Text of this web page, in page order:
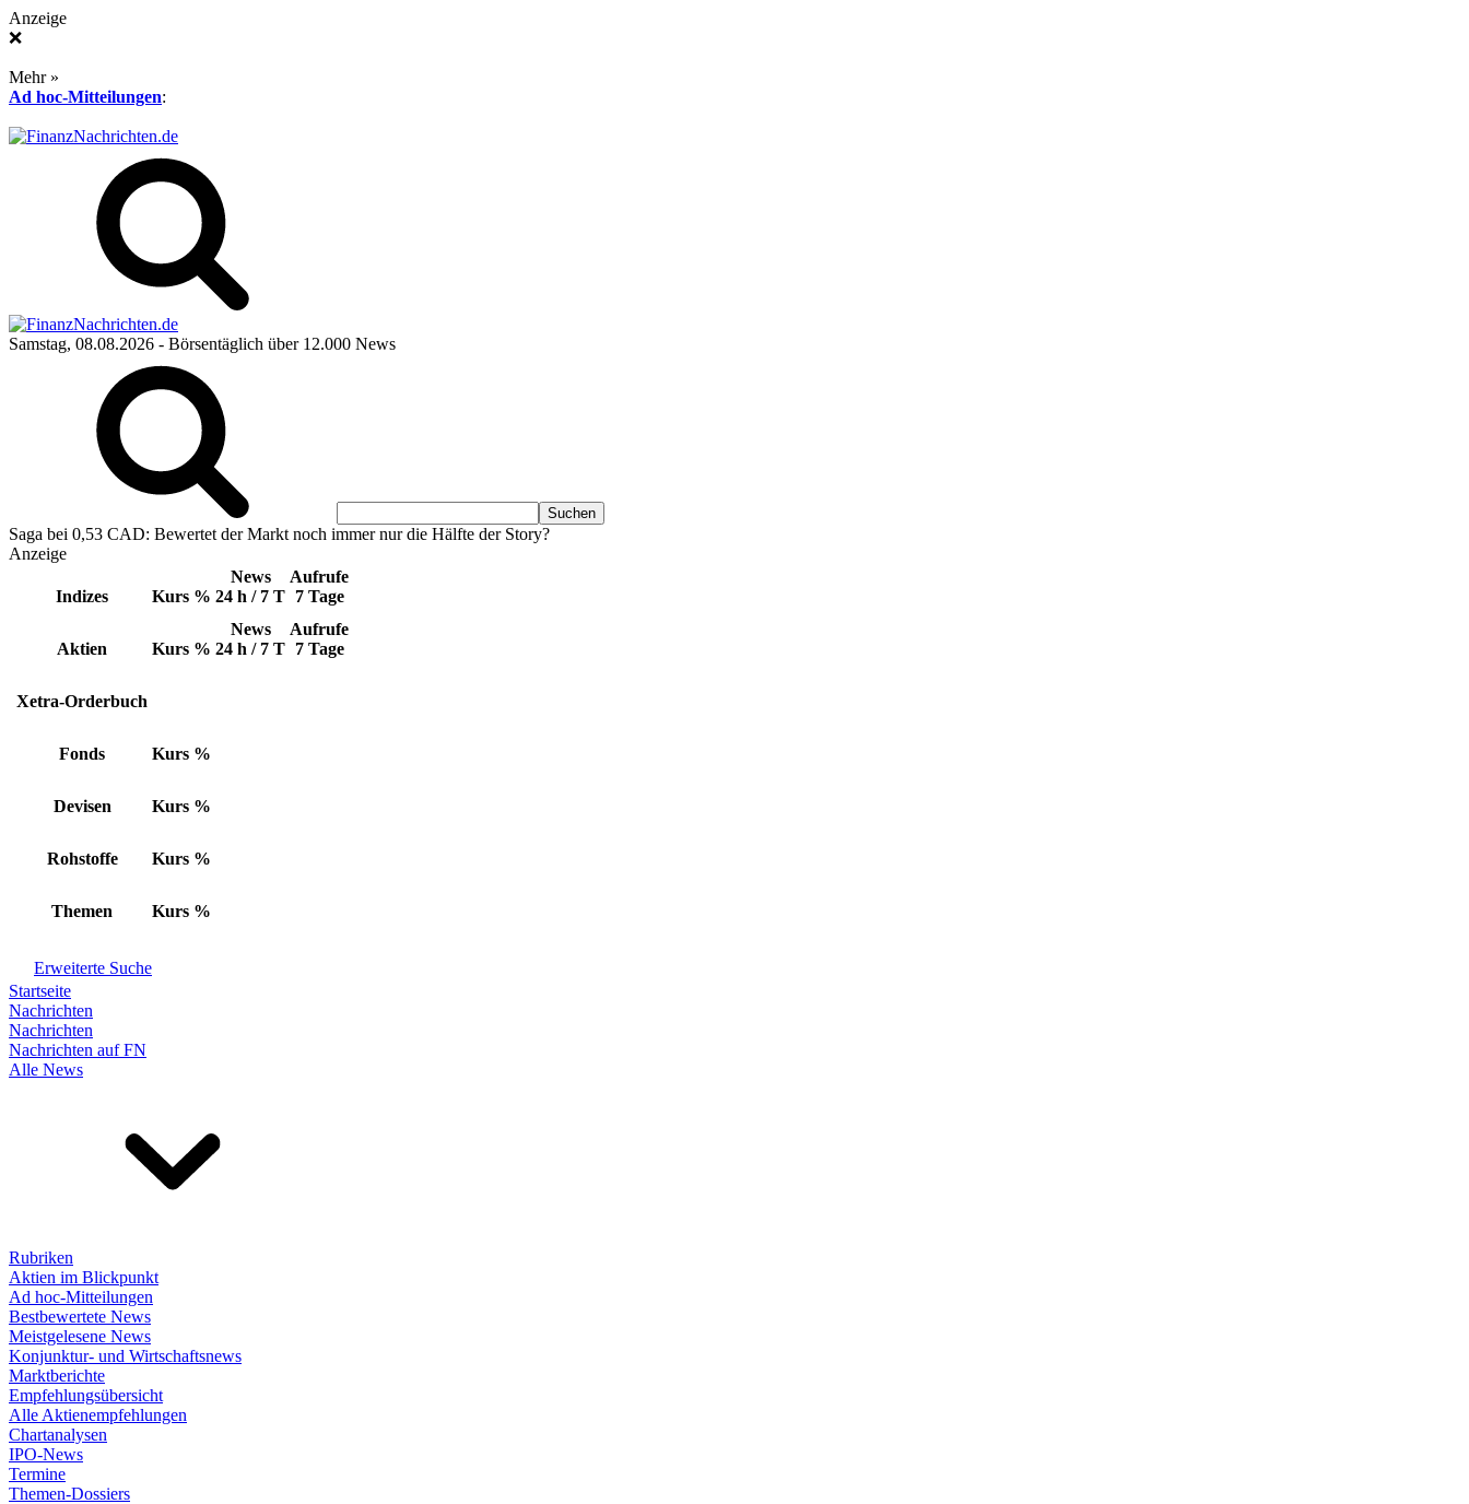
Anzeige
❌
Mehr »
Ad hoc-Mitteilungen:
Samstag, 08.08.2026 - Börsentäglich über 12.000 News
Saga bei 0,53 CAD: Bewertet der Markt noch immer nur die Hälfte der Story?
Anzeige
Indizes Kurs %
News
24 h / 7 T
Aufrufe
7 Tage
Aktien Kurs %
News
24 h / 7 T
Aufrufe
7 Tage
Xetra-Orderbuch
Fonds Kurs %
Devisen Kurs %
Rohstoffe Kurs %
Themen Kurs %
Erweiterte Suche
Startseite
Nachrichten
Nachrichten
Nachrichten auf FN
Alle News
Rubriken
Aktien im Blickpunkt
Ad hoc-Mitteilungen
Bestbewertete News
Meistgelesene News
Konjunktur- und Wirtschaftsnews
Marktberichte
Empfehlungsübersicht
Alle Aktienempfehlungen
Chartanalysen
IPO-News
Termine
Themen-Dossiers